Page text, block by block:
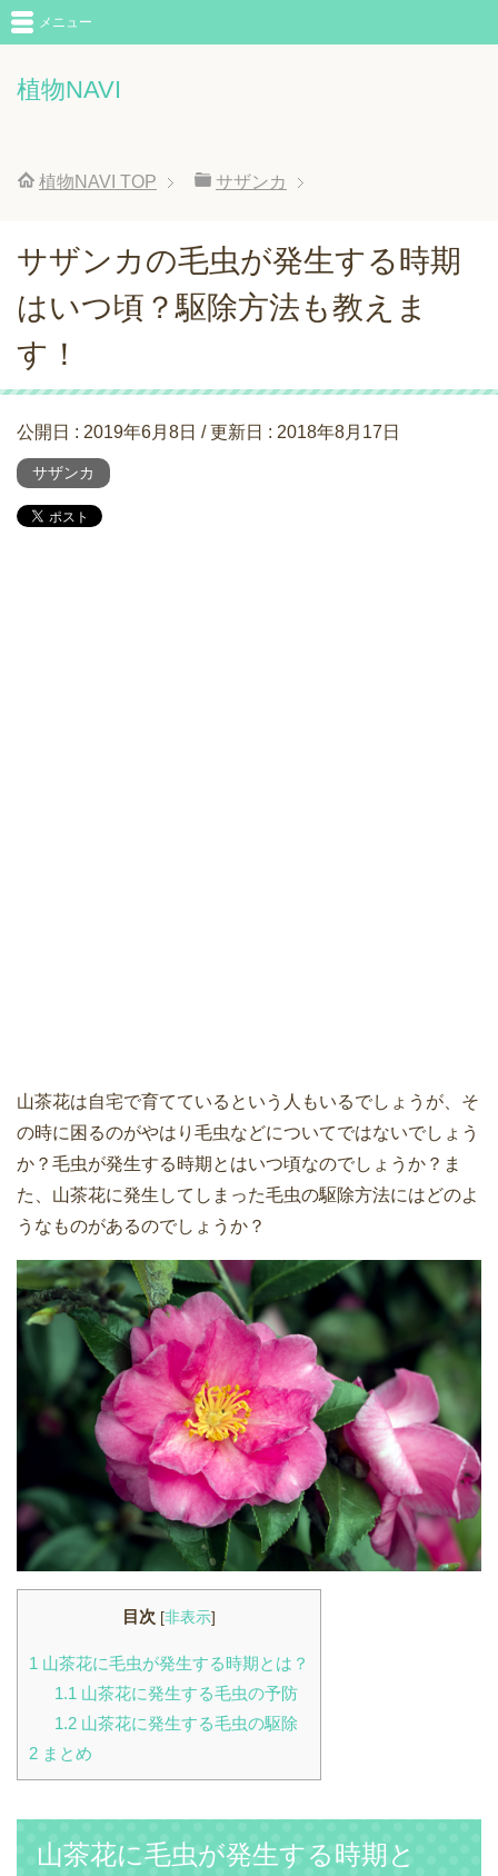
植物NAVI
メニュー
植物NAVI TOP サザンカ
サザンカの毛虫が発生する時期
はいつ頃？駆除方法も教えま
す！
公開日 : 2019年6月8日 / 更新日 : 2018年8月17日
サザンカ
山茶花は自宅で育てているという人もいるでしょうが、そ
の時に困るのがやはり毛虫などについてではないでしょう
か？毛虫が発生する時期とはいつ頃なのでしょうか？ま
た、山茶花に発生してしまった毛虫の駆除方法にはどのよ
うなものがあるのでしょうか？
目次 [非表示]
1 山茶花に毛虫が発生する時期とは？
1.1 山茶花に発生する毛虫の予防
1.2山茶花に発生する毛虫の駆除
2 まとめ
山茶花に毛虫が発生する時期と